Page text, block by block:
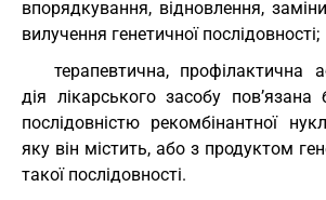
впорядкування, відновлення,
вилучення генетичної послідовності;
терапевтична, профілактична
дія лікарського засобу пов’язана
послідовністю рекомбінантної
яку він містить, або з продуктом
такої послідовності.